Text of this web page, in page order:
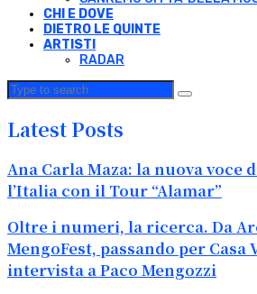
CHI E DOVE
DIETRO LE QUINTE
ARTISTI
RADAR
Latest Posts
Ana Carla Maza: la nuova voce
l’Italia con il Tour “Alamar”
Oltre i numeri, la ricerca. Da
MengoFest, passando per Casa
intervista a Paco Mengozzi